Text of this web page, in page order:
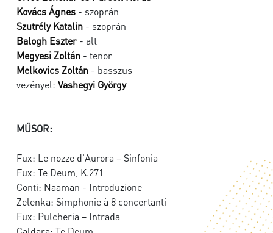
Kovács Ágnes - szoprán
Szutrély Katalin - szoprán
Balogh Eszter- alt
Megyesi Zoltán - tenor
Melkovics Zoltán - basszus
vezényel: Vashegyi György
MŰSOR:
Fux: Le nozze d'Aurora – Sinfonia
Fux: Te Deum, K.271
Conti: Naaman - Introduzione
Zelenka: Simphonie à 8 concertanti
Fux: Pulcheria – Intrada